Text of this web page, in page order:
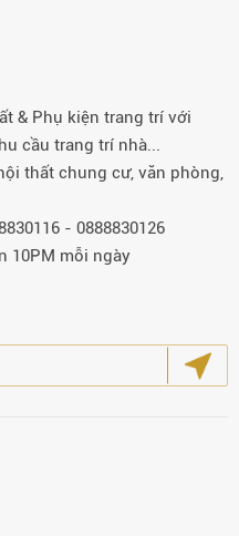
& Phụ kiện trang trí với
cầu trang trí nhà...
thất chung cư, văn phòng,
- 0888830126
10PM mỗi ngày